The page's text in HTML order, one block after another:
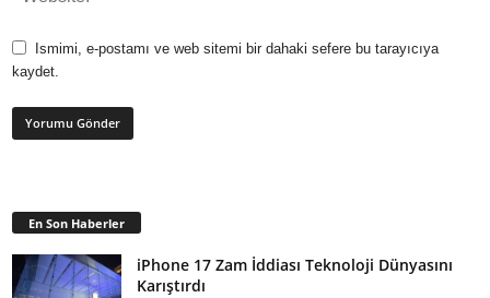
Ismimi, e-postamı ve web sitemi bir dahaki sefere bu tarayıcıya
kaydet.
En Son Haberler
iPhone 17 Zam İddiası Teknoloji Dünyasını
Karıştırdı